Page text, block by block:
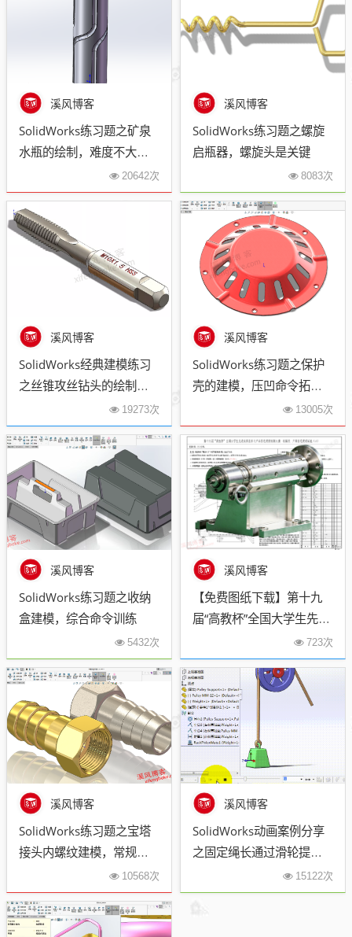
溪风博客
SolidWorks练习题之矿泉
水瓶的绘制，难度不大主
要是顶部螺纹的处理20642次
溪风博客
SolidWorks练习题之螺旋
启瓶器，螺旋头是关键
8083次
溪风博客
SolidWorks经典建模练习
之丝锥攻丝钻头的绘制，
19273次
溪风博客
SolidWorks练习题之保护
壳的建模，压凹命令拓展
13005次
溪风博客
SolidWorks练习题之收纳
盒建模，综合命令训练
5432次
溪风博客
【免费图纸下载】第十九
届“高教杯”全国大学生先进
成图大赛A卷螺纹加工台723次
溪风博客
SolidWorks练习题之宝塔
接头内螺纹建模，常规螺
10568次
溪风博客
SolidWorks动画案例分享
之固定绳长通过滑轮提拉
15122次